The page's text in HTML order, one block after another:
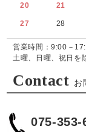
20 21
27 28
営業時間：9:00－
土曜、日曜、祝日を
Contact お
075-353-